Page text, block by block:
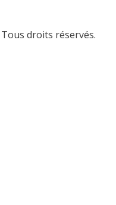
droits réservés.